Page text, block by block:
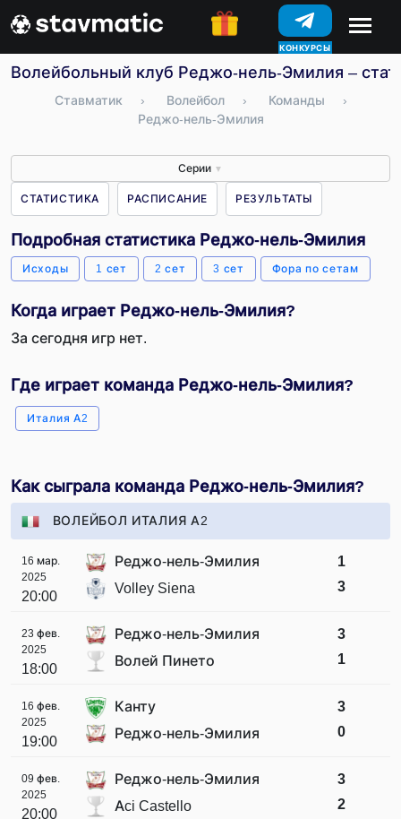
КОНКУРСЫ
Волейбольный клуб Реджо-нель-Эмилия –
Ставматик › Волейбол › Команды
›
Реджо-нель-Эмилия
Серии ▼
СТАТИСТИКА РАСПИСАНИЕ РЕЗУЛЬТАТЫ
Подробная статистика Реджо-нель-Эмилия
Исходы 1 сет 2 сет 3 сет Фора по сетам
Когда играет Реджо-нель-Эмилия?
За сегодня игр нет.
Где играет команда Реджо-нель-Эмилия?
Италия A2
Как сыграла команда Реджо-нель-Эмилия?
ВОЛЕЙБОЛ ИТАЛИЯ А2
16 мар.
2025
20:00
Реджо-нель-Эмилия
Volley Siena
1
3
23 фев.
2025
18:00
Реджо-нель-Эмилия
Волей Пинето
3
1
16 фев.
2025
19:00
Канту
Реджо-нель-Эмилия
3
0
09 фев.
2025
20:00
Реджо-нель-Эмилия
Aci Castello
3
2